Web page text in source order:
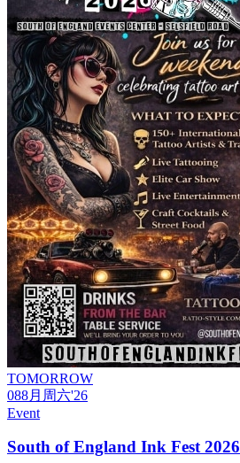
TOMORROW
088月 周六'26
Event
South of England Ink Fest 2026